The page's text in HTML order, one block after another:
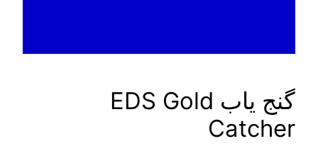
گنج یاب EDS Gold